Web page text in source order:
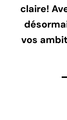
claire!
vos